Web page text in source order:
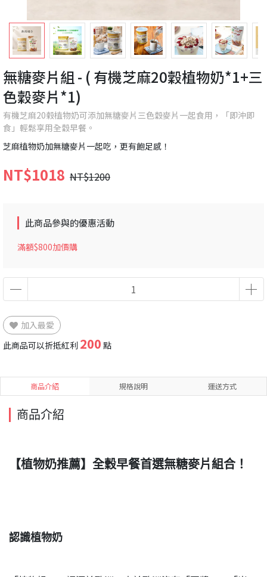
無糖麥片組 - ( 有機芝麻20穀植物奶*1+三
色穀麥片*1)
有機芝麻20榖植物奶可添加無糖麥片三色穀麥片一起食用，「即沖即
食」輕鬆享用全穀早餐。
芝麻植物奶加無糖麥片一起吃，更有飽足感！
NT$1018 NT$1200
此商品參與的優惠活動
滿額$800加價購
加入最愛
此商品可以折抵紅利 200 點
商品介紹 規格說明 運送方式
商品介紹
【植物奶推薦】全穀早餐首選無糖麥片組合！
認識植物奶